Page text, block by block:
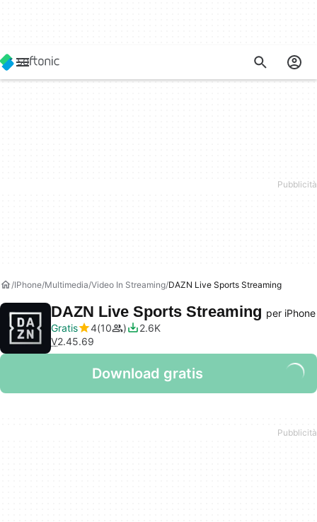
IPhone Multimedia Video In Streaming DAZN Live Sports Streaming
DAZN Live Sports Streaming per iPhone
Gratis
4 10
2.6K
V2.45.69
Download gratis